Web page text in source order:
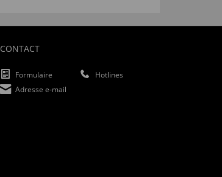
CONTACT
Formulaire
Hotlines
Adresse e-mail